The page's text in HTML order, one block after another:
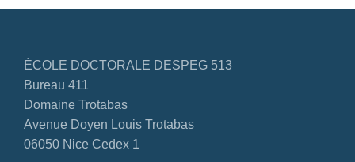
ÉCOLE DOCTORALE DESPEG 513
Bureau 411
Domaine Trotabas
Avenue Doyen Louis Trotabas
06050 Nice Cedex 1